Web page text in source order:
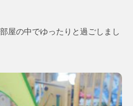
屋の中でゆったりと過ごしまし